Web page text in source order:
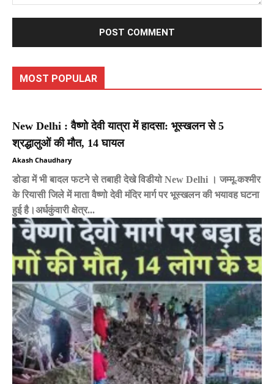
MOST POPULAR
New Delhi : वैष्णो देवी यात्रा में हादसा: भूस्खलन से 5
श्रद्धालुओं की मौत, 14 घायल
Akash Chaudhary
डोडा में भी बादल फटने से तबाही देखे विडीयो New Delhi । जम्मू-कश्मीर
के रियासी जिले में माता वैष्णो देवी मंदिर मार्ग पर भूस्खलन की भयावह घटना
हुई है।अर्धकुंवारी क्षेत्र...